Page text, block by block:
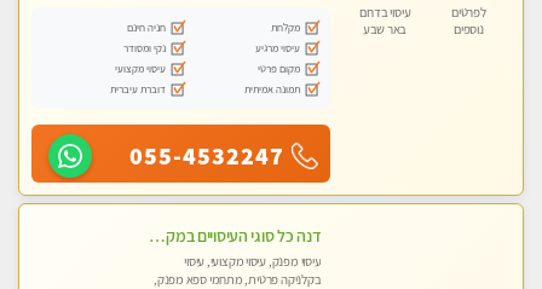
לפרטים
נוספים
עיסוי בדרום
באר שבע
מקלחת
חניה חינם
עיסוי מרגיע
נקי ומסודר
מקום פרטי
עיסוי מקצועי
תמונה אמיתית
דוברת עיברית
055-4532247
דנה כל סוגי העיסויים במקום הכי מושלם בעיר בבאר שבע
עיסוי מפנק, עיסוי מקצועי, עיסוי
בקלניקה פרטית, מתחמי ספא מפנק,